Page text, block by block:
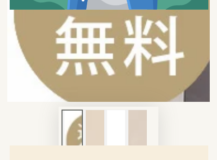
モ
ー
ル
で
メ
デ
ィ